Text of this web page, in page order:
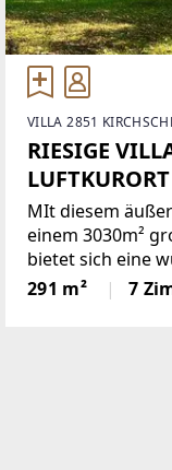
VILLA 2851
RIESIGE
LUFTKURORT
MIt diesem
einem 3030m²
bietet sich eine
einmaliges
Krumbach zu
291 m² 7